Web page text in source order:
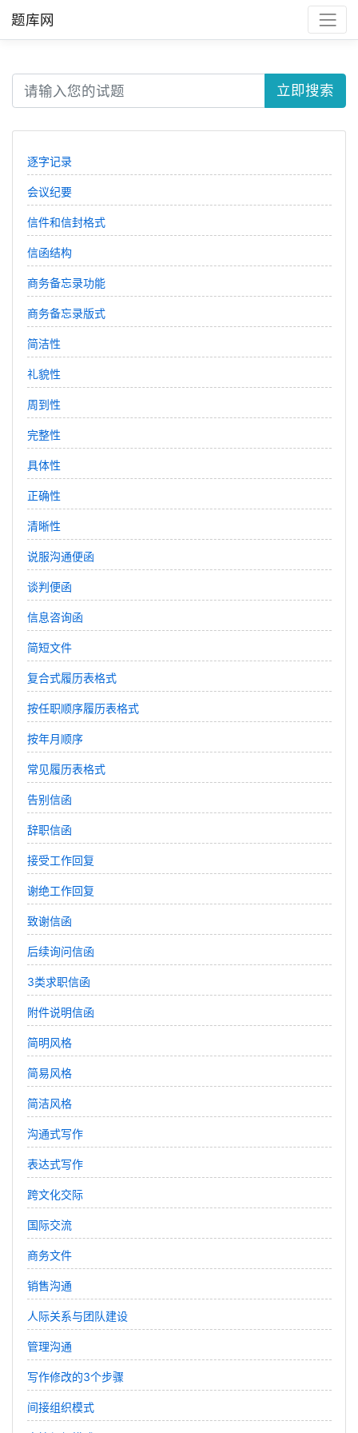
题库网
立即搜索
逐字记录
会议纪要
信件和信封格式
信函结构
商务备忘录功能
商务备忘录版式
简洁性
礼貌性
周到性
完整性
具体性
正确性
清晰性
说服沟通便函
谈判便函
信息咨询函
简短文件
复合式履历表格式
按任职顺序履历表格式
按年月顺序
常见履历表格式
告别信函
辞职信函
接受工作回复
谢绝工作回复
致谢信函
后续询问信函
3类求职信函
附件说明信函
简明风格
简易风格
简洁风格
沟通式写作
表达式写作
跨文化交际
国际交流
商务文件
销售沟通
人际关系与团队建设
管理沟通
写作修改的3个步骤
间接组织模式